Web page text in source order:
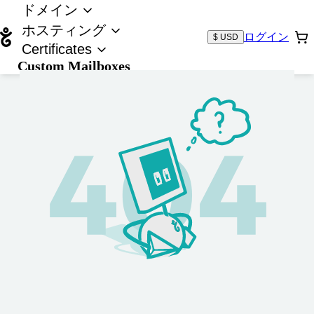
ドメイン
ホスティング
Certificates
Custom Mailboxes
$ USD ログイン